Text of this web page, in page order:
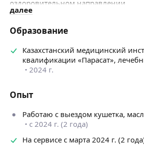
оздоровительном направлении.
ДЛЯ КОГО ПОДХОДИТ:
— людям с сидячей работой
— тем, кто испытывает боли и
и шее
— спортсменам и людям с
— тем, кто хочет снять стресс и
и подвижность тела
— общий массаж тела
— массаж спины и шейно-
— лечебно-оздоровительный
огненный массаж)
далее
Образование
Казахстанский медицинский
квалификации «Парасат»,
2024 г.
Опыт
Работаю с выездом кушетка,
с 2024 г. (2 года)
На сервисе с марта 2024 г. (2